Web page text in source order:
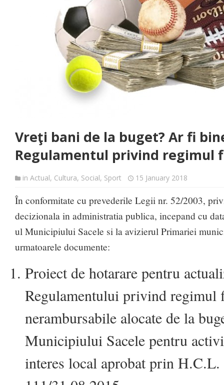
Vreţi bani de la buget? Ar fi
Regulamentul privind regimul
in Actual, Cultura, Social, Sport 15 January 2018
În conformitate cu prevederile Legii nr. 52/2003,
decizionala in administratia publica, incepand cu
ul Municipiului Sacele si la avizierul Primariei
urmatoarele documente:
Proiect de hotarare pentru
Regulamentului privind regimul
nerambursabile alocate de la
Municipiului Sacele pentru
interes local aprobat prin H.C.L.